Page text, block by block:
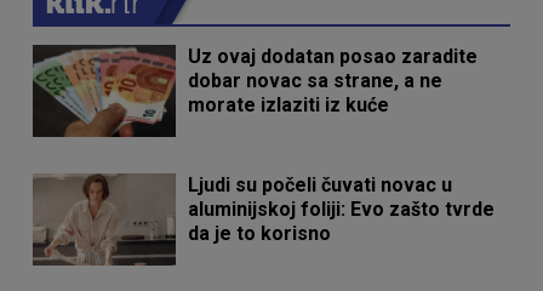
Uz ovaj dodatan posao zaradite
dobar novac sa strane, a ne
morate izlaziti iz kuće
Ljudi su počeli čuvati novac u
aluminijskoj foliji: Evo zašto tvrde
da je to korisno